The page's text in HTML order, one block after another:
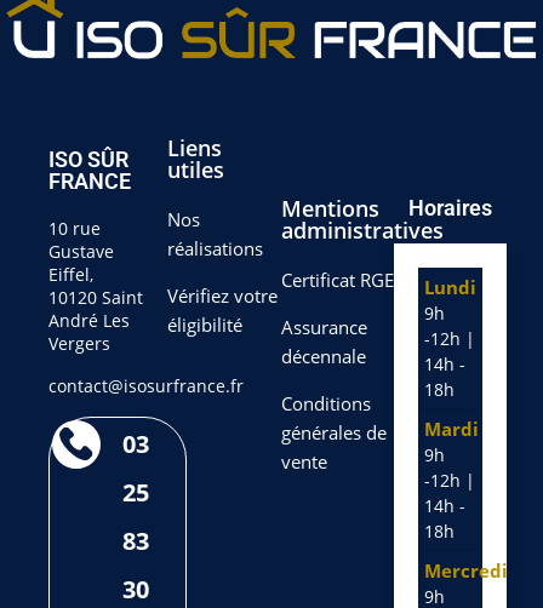
ISO SÛR
FRANCE
10 rue
Gustave
Eiffel,
10120 Saint
André Les
Vergers
contact@isosurfrance.fr
03
25
83
30
Liens
utiles
Nos
réalisations
Vérifiez votre
éligibilité
Mentions
administratives
Certificat RGE
Assurance
décennale
Conditions
générales de
vente
Horaires
Lundi
9h
-12h |
14h -
18h
Mardi
9h
-12h |
14h -
18h
Mercredi
9h